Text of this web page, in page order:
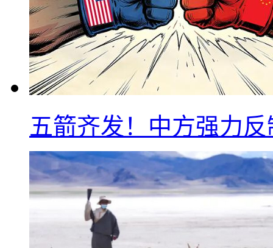
五箭齐发！中方强力